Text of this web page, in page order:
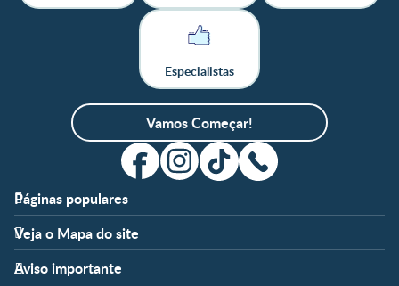
Especialistas
Vamos Começar!
Páginas populares
Apoio
FAQ
Nossos Artigos
Clube
Veja o Mapa do site
Fases
Pré-Concepção
Temas
Aviso importante